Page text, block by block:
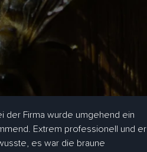
der Firma wurde umgehend ein
Extrem professionell und er
es war die braune